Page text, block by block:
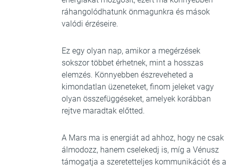
ráhangolódhatunk önmagunkra és mások
valódi érzéseire.
Ez egy olyan nap, amikor a megérzések
sokszor többet érhetnek, mint a hosszas
elemzés. Könnyebben észreveheted a
kimondatlan üzeneteket, finom jeleket vagy
olyan összefüggéseket, amelyek korábban
rejtve maradtak előtted.
A Mars ma is energiát ad ahhoz, hogy ne csak
álmodozz, hanem cselekedj is, míg a Vénusz
támogatja a szeretetteljes kommunikációt és a